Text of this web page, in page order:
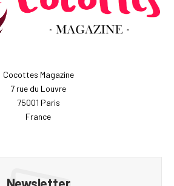
Cocottes Magazine
7 rue du Louvre
75001 Paris
France
Newsletter